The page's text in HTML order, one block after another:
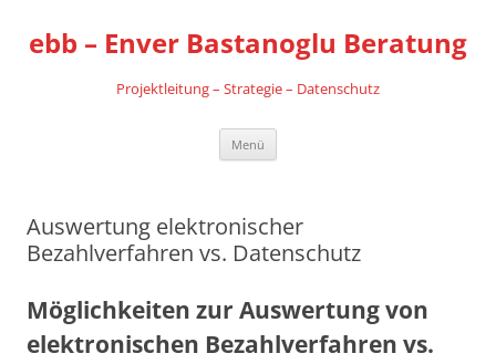
springen
ebb – Enver Bastanoglu Beratung
Projektleitung – Strategie – Datenschutz
Menü
Auswertung elektronischer
Bezahlverfahren vs. Datenschutz
Möglichkeiten zur Auswertung von
elektronischen Bezahlverfahren vs.